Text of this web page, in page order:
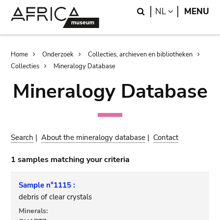
Search
NL LANGUAGE
MENU
Breadcrumb
Home Onderzoek
Collecties, archieven en bibliotheken
Collecties
Mineralogy Database
Mineralogy Database
Search |About the mineralogy database | Contact
1 samples matching your criteria
Sample n°1115 :
debris of clear crystals
Minerals: